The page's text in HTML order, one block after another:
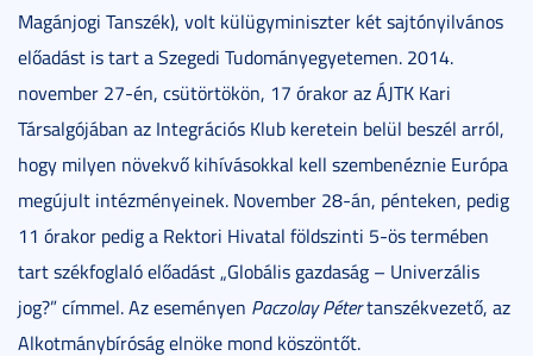
Magánjogi Tanszék), volt külügyminiszter két sajtónyilvános
előadást is tart a Szegedi Tudományegyetemen. 2014.
november 27-én, csütörtökön, 17 órakor az ÁJTK Kari
Társalgójában az Integrációs Klub keretein belül beszél arról,
hogy milyen növekvő kihívásokkal kell szembenéznie Európa
megújult intézményeinek. November 28-án, pénteken, pedig
11 órakor pedig a Rektori Hivatal földszinti 5-ös termében
tart székfoglaló előadást „Globális gazdaság – Univerzális
jog?” címmel. Az eseményen Paczolay Pétertanszékvezető, az
Alkotmánybíróság elnöke mond köszöntőt.